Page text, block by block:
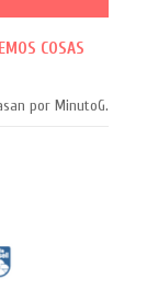
COSAS
por MinutoG.